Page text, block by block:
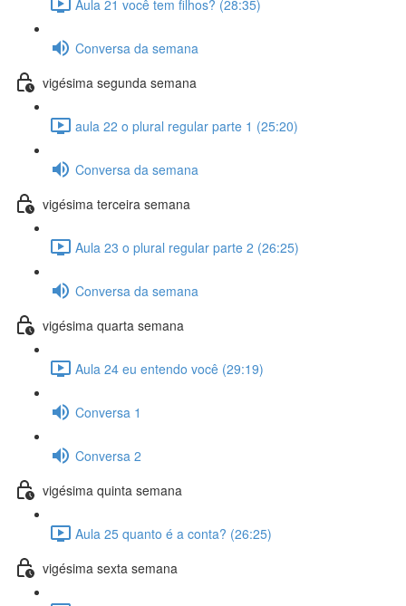
Aula 21 você tem filhos? (28:35)
Conversa da semana
vigésima segunda semana
aula 22 o plural regular parte 1 (25:20)
Conversa da semana
vigésima terceira semana
Aula 23 o plural regular parte 2 (26:25)
Conversa da semana
vigésima quarta semana
Aula 24 eu entendo você (29:19)
Conversa 1
Conversa 2
vigésima quinta semana
Aula 25 quanto é a conta? (26:25)
vigésima sexta semana